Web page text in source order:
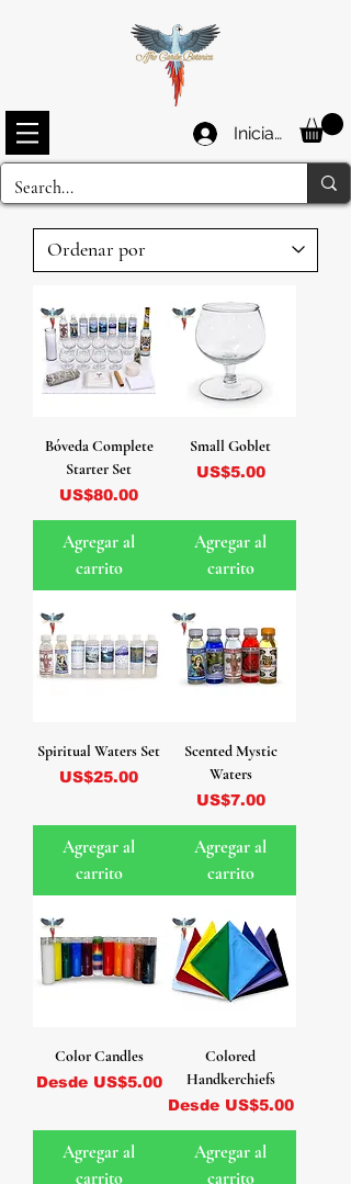
Iniciar sesión
Bóveda Complete
Starter Set
Precio
US$80.00
Agregar al
carrito
Small Goblet
Precio
US$5.00
Agregar al
carrito
Spiritual Waters Set
Precio
US$25.00
Agregar al
carrito
Scented Mystic
Waters
Precio
US$7.00
Agregar al
carrito
Color Candles
Desde US$5.00
Precio de oferta
Agregar al
carrito
Colored
Handkerchiefs
Desde US$5.00
Precio de oferta
Agregar al
carrito